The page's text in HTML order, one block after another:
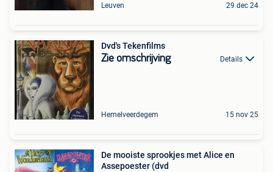
Leuven 29 dec 24
Dvd's Tekenfilms
Zie omschrijving Details
Hemelveerdegem 15 nov 25
De mooiste sprookjes met Alice en
Assepoester (dvd